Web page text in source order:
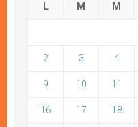
L M M
2 3 4
9 10 11
16 17 18